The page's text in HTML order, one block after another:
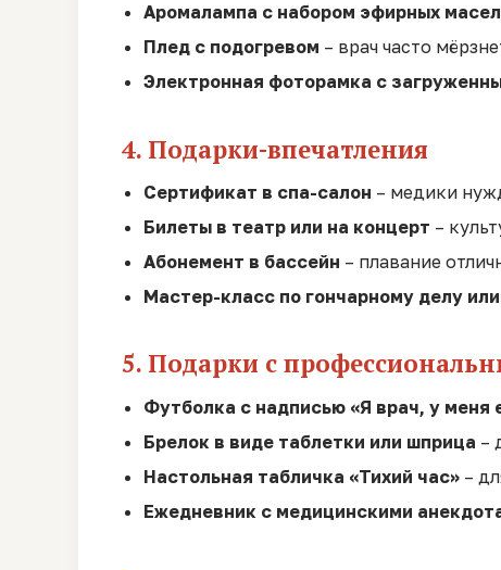
Аромалампа с набором эфирных масел
Плед с подогревом – врач часто
Электронная фоторамка с
4. Подарки-впечатления
Сертификат в спа-салон – медики
Билеты в театр или на концерт –
Абонемент в бассейн – плавание
Мастер-класс по гончарному делу
5. Подарки с
Футболка с надписью «Я врач, у меня
Брелок в виде таблетки или шприца –
Настольная табличка «Тихий час» –
Ежедневник с медицинскими